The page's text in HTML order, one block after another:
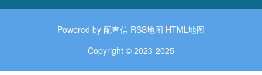
Powered by 配查信 RSS地图 HTML地图
Copyright © 2023-2025